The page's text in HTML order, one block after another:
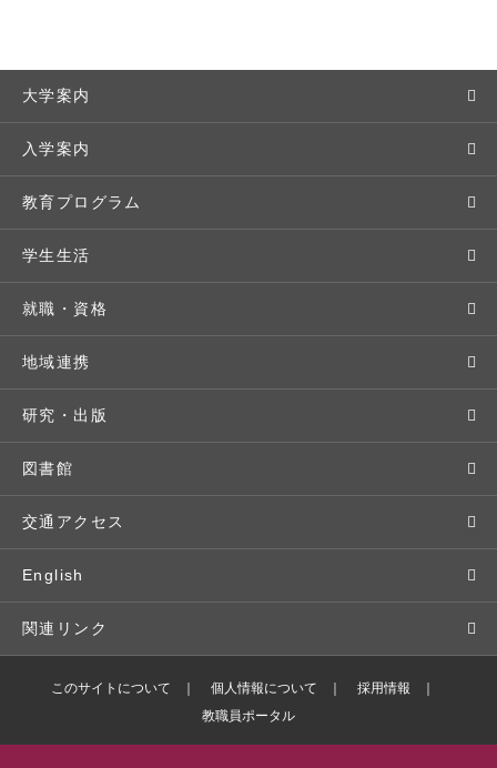
大学案内
敬和学園大学とは
学長メッセージ
教育理念・方針・取り組み
キャンパス・施設設備
交通アクセス
基本情報・情報公開
広報・公聴
入学案内
入学者選抜
オープンキャンパス
Webオープンキャンパス
個別相談（来学・オンライン）
特待生（入学者向け）
パンフレット・資料請求
入学予定者の皆さま
教育プログラム
学部・学科
地域実践
留学プログラム
語学プログラム
教職課程
教員紹介
学修支援の体制
学生生活
キャンパスライフ
年間スケジュール
クラブ・サークル
大学周辺マップ
学生寮
学生支援制度
奨学金・特待生（在学生向け）
就職・資格
就職・進路サポート
資格取得
公務員試験対策
就職実績
社会で活躍する卒業生
地域連携
地域との連携
生涯学習
科目等履修生
社会人・シニア入学
施設・設備の貸し出し
研究・出版
研究者・研究分野
人文社会科学研究所
情報メディア研究所
研究論文
出版物
図書館
交通アクセス
English
関連リンク
バドミントン部ブログ
このサイトについて 個人情報について
採用情報
教職員ポータル